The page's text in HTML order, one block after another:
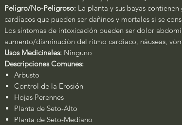
Peligro/No-Peligroso: La planta y sus bayas
cardíacos que pueden ser dañinos y mortales si se
Los síntomas de intoxicación pueden ser dolor
aumento/disminución del ritmo cardíaco, náuseas,
Usos Medicinales: Ninguno
Descripciones Comunes:
Arbusto
Control de la Erosión
Hojas Perennes
Planta de Seto-Alto
Planta de Seto-Mediano